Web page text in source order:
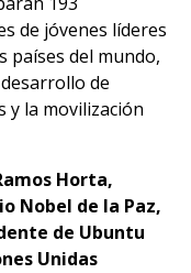
de jóvenes líderes
países del mundo,
de
y la movilización
Horta,
Nobel de la Paz,
de Ubuntu
Unidas